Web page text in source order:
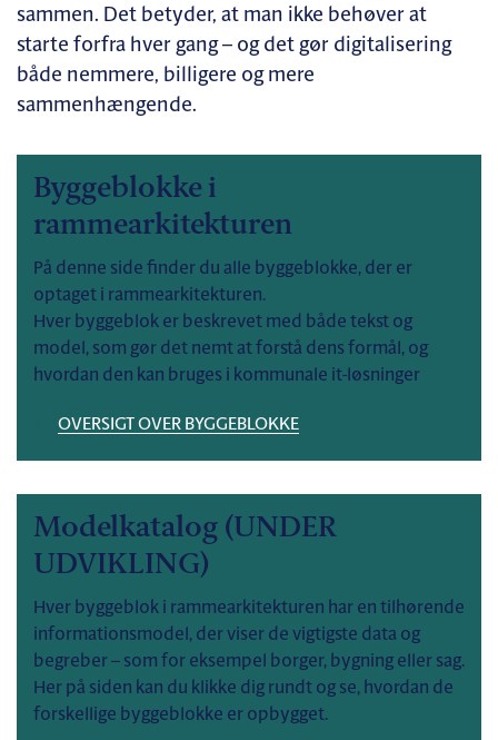
sammen. Det betyder, at man ikke behøver at
starte forfra hver gang – og det gør digitalisering
både nemmere, billigere og mere
sammenhængende.
Byggeblokke i
rammearkitekturen
På denne side finder du alle byggeblokke, der er
optaget i rammearkitekturen.
Hver byggeblok er beskrevet med både tekst og
model, som gør det nemt at forstå dens formål, og
hvordan den kan bruges i kommunale it-løsninger
OVERSIGT OVER BYGGEBLOKKE
Modelkatalog (UNDER
UDVIKLING)
Hver byggeblok i rammearkitekturen har en tilhørende
informationsmodel, der viser de vigtigste data og
begreber – som for eksempel borger, bygning eller sag.
Her på siden kan du klikke dig rundt og se, hvordan de
forskellige byggeblokke er opbygget.